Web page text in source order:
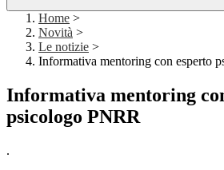
Home >
Novità >
Le notizie >
Informativa mentoring con esperto
Informativa mentoring
psicologo PNRR
.